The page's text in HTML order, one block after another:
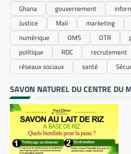
Ghana
gouvernement
Justice
Mali marketing
numérique
OMS OTR
politique
RDC recrutement
réseaux sociaux
santé
SAVON NATUREL DU CENTRE DU